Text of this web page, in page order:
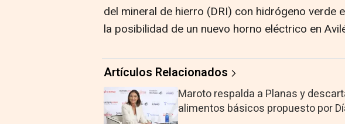
del mineral de hierro (DRI) con hidrógeno verde
la posibilidad de un nuevo horno eléctrico en
Artículos Relacionados
Maroto respalda a Planas y
alimentos básicos propuesto por